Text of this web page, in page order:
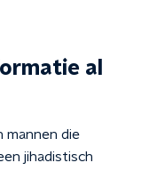
al
mannen die
jihadistisch